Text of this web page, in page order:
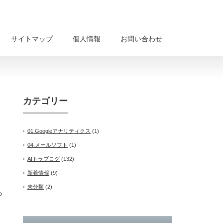
サイトマップ 個人情報 お問い合わせ
カテゴリー
01.Googleアナリティクス (1)
04.メールソフト (1)
AIトラブログ (132)
新着情報 (9)
未分類 (2)